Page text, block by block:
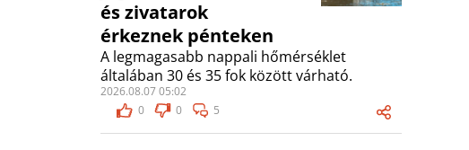
és zivatarok
érkeznek pénteken
A legmagasabb nappali hőmérséklet
általában 30 és 35 fok között várható.
2026.08.07 05:02
0
0 5